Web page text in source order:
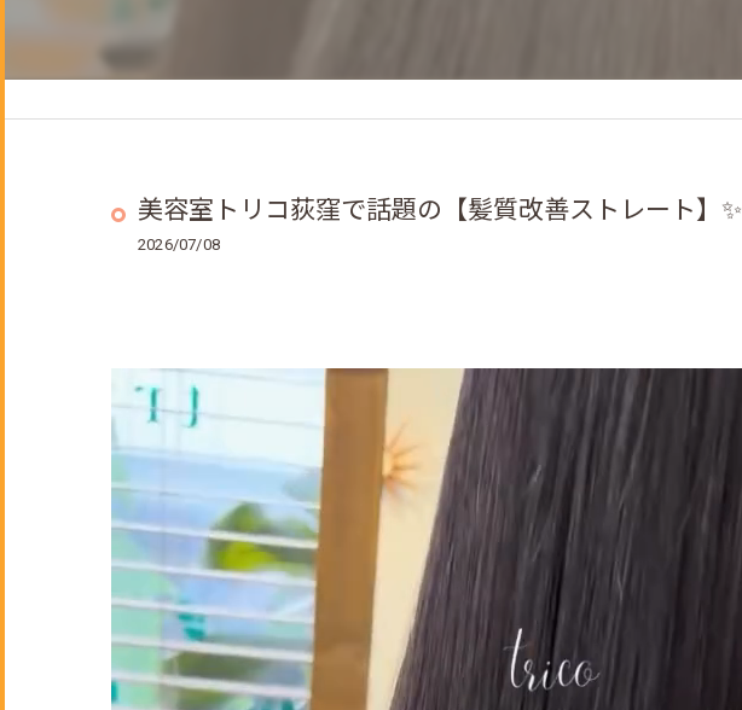
ヘッドスパ
成人式のご予約について
美容室トリコ荻窪で話題の【髪質改善ストレート】✨
2026/07/08